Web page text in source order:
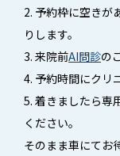
2. 予約枠に空きが
りします。
3. 来院前AI問診の
4. 予約時間にクリ
5. 着きましたら専
ください。
そのまま車にてお